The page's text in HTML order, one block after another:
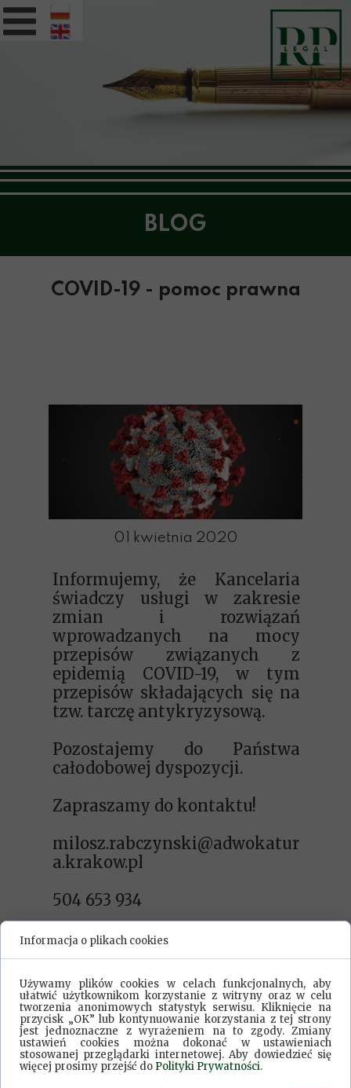
01 kwietnia 2020
BLOG
Informujemy, że Kancelaria
świadczy usługiw zakresie
zmian i rozwiązań
wprowadzanych na mocy
przepisów związanych z
epidemią COVID-19, w tym
przepisów składających się na
tzw. tarczę antykryzysową.
Pozostajemy do Państwa
całodobowej dyspozycji.
Zapraszamy do kontaktu!
milosz.rabczynski@adwokatur
a.krakow.pl
504 653 934
COVID-19 - pomoc prawna
Informacja o plikach cookies
Używamy plików cookies w celach funkcjonalnych, aby
ułatwić użytkownikom korzystanie z witryny oraz w celu
tworzenia anonimowych statystyk serwisu. Kliknięcie na
przycisk „OK” lub kontynuowanie korzystania z tej strony
jest jednoznaczne z wyrażeniem na to zgody. Zmiany
ustawień cookies można dokonać w ustawieniach
stosowanej przeglądarki internetowej. Aby dowiedzieć się
więcej prosimy przejść do Polityki Prywatności.